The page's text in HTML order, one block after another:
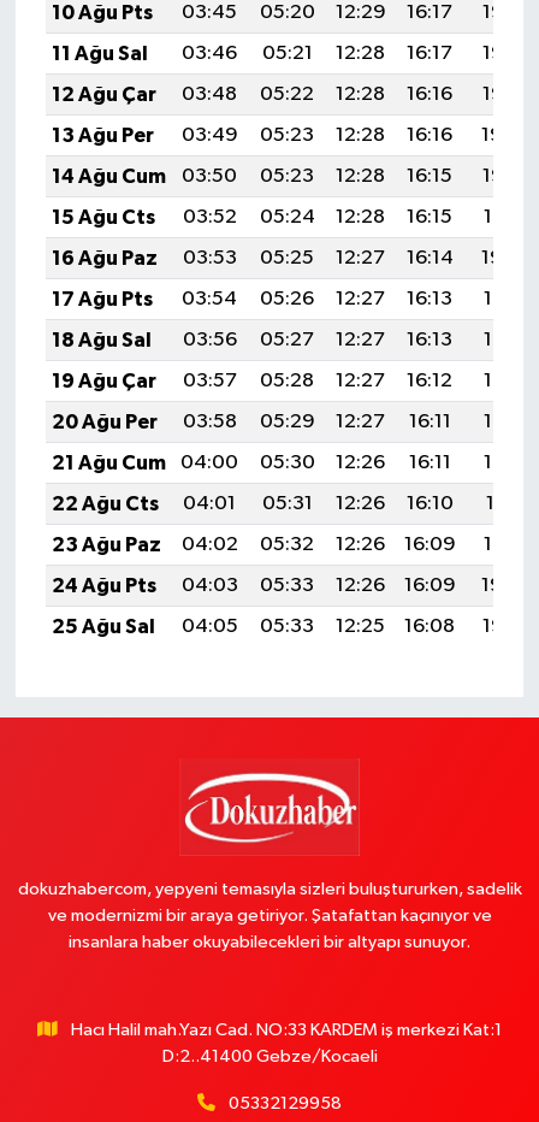
10 Ağu Pts
03:45 05:20 12:29 16:17
19:27
11 Ağu Sal
03:46 05:21 12:28 16:17
19:26
12 Ağu Çar
03:48 05:22 12:28 16:16
19:25
13 Ağu Per
03:49 05:23 12:28 16:16
19:24
14 Ağu Cum
03:50 05:23 12:28 16:15
19:22
15 Ağu Cts
03:52 05:24 12:28 16:15
19:21
16 Ağu Paz
03:53 05:25 12:27 16:14
19:20
17 Ağu Pts
03:54 05:26 12:27 16:13
19:18
18 Ağu Sal
03:56 05:27 12:27 16:13
19:17
19 Ağu Çar
03:57 05:28 12:27 16:12
19:16
20 Ağu Per
03:58 05:29 12:27 16:11
19:14
21 Ağu Cum
04:00 05:30 12:26 16:11
19:13
22 Ağu Cts
04:01 05:31 12:26 16:10
19:11
23 Ağu Paz
04:02 05:32 12:26 16:09
19:10
24 Ağu Pts
04:03 05:33 12:26 16:09
19:09
25 Ağu Sal
04:05 05:33 12:25 16:08 19:07
dokuzhabercom, yepyeni temasıyla sizleri buluştururken, sadelik
ve modernizmi bir araya getiriyor. Şatafattan kaçınıyor ve
insanlara haber okuyabilecekleri bir altyapı sunuyor.
Hacı Halil mah.Yazı Cad. NO:33 KARDEM iş merkezi Kat:1
D:2..41400 Gebze/Kocaeli
05332129958